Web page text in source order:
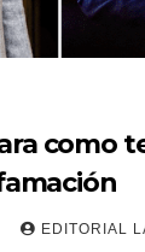
como
EDITORIAL